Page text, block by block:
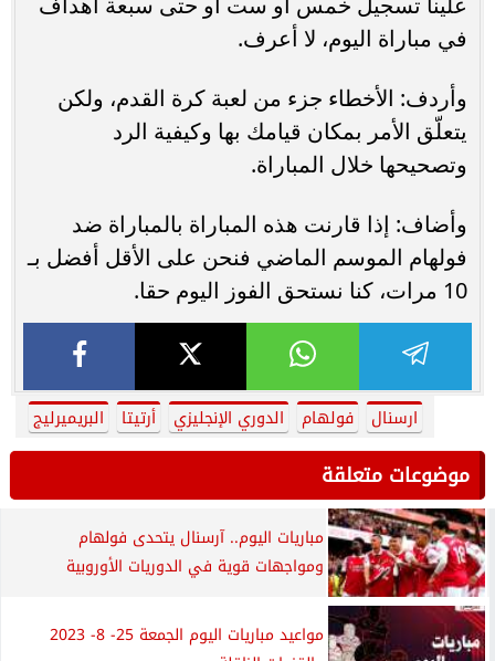
في مباراة اليوم، لا أعرف.
وأردف: الأخطاء جزء من لعبة كرة القدم، ولكن
يتعلّق الأمر بمكان قيامك بها وكيفية الرد
وتصحيحها خلال المباراة.
وأضاف: إذا قارنت هذه المباراة بالمباراة ضد
فولهام الموسم الماضي فنحن على الأقل أفضل بـ
10 مرات، كنا نستحق الفوز اليوم حقا.
ارسنال فولهام الدوري الإنجليزي أرتيتا البريميرليج
موضوعات متعلقة
مباريات اليوم.. آرسنال يتحدى فولهام
ومواجهات قوية في الدوريات الأوروبية
مواعيد مباريات اليوم الجمعة 25- 8- 2023